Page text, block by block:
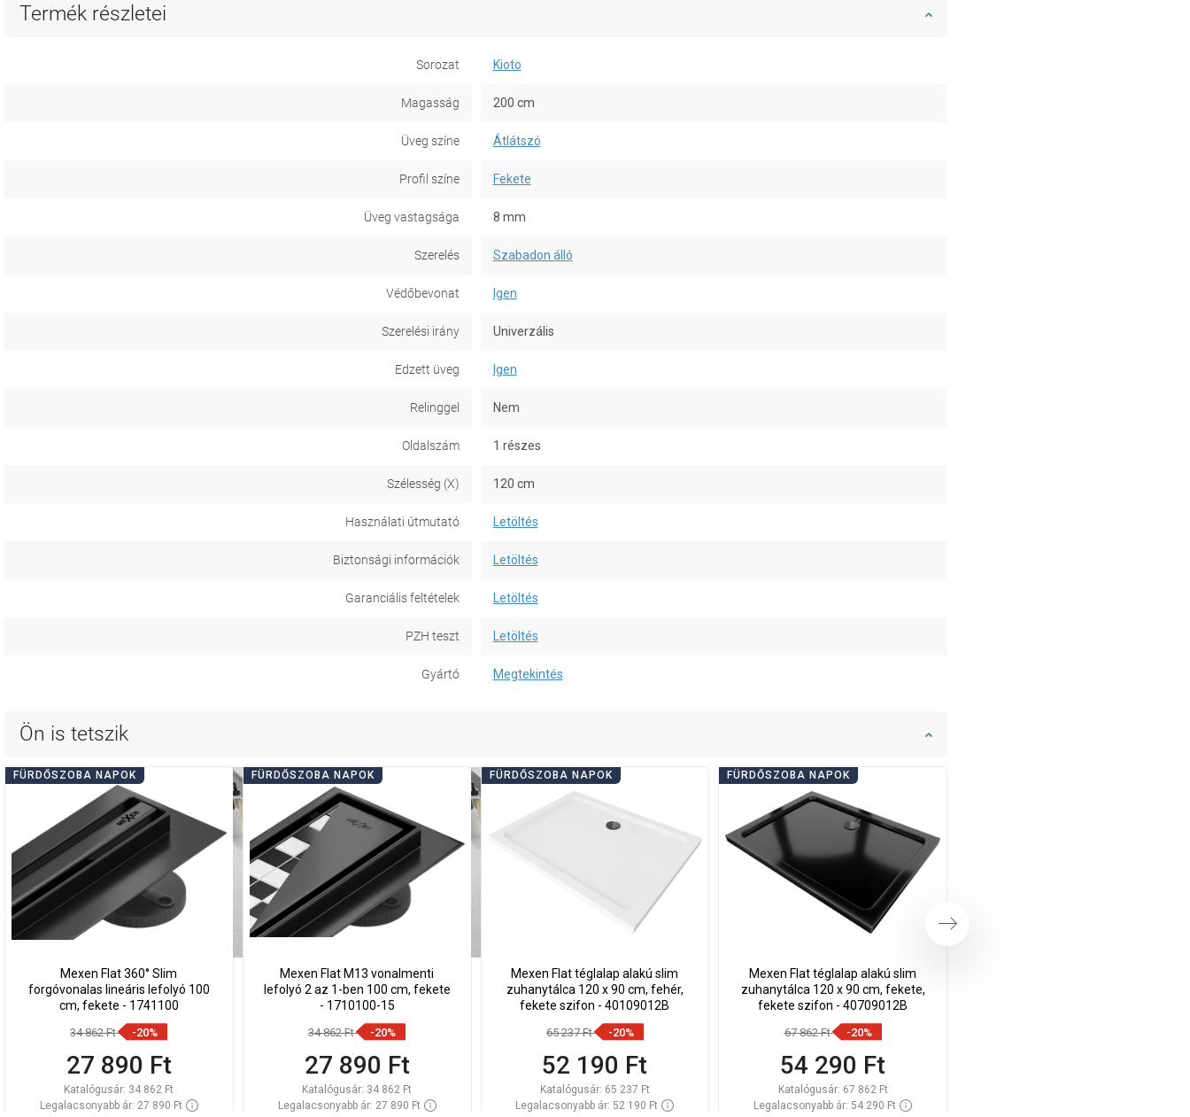
Termék részletei
Sorozat Kioto
Magasság 200 cm
Üveg színe Átlátszó
Profil színe Fekete
Üveg vastagsága 8 mm
Szerelés Szabadon álló
Védőbevonat Igen
Szerelési irány Univerzális
Edzett üveg Igen
Relinggel Nem
Oldalszám 1 részes
Szélesség (X) 120 cm
Használati útmutató Letöltés
Biztonsági információk Letöltés
Garanciális feltételek Letöltés
PZH teszt Letöltés
Gyártó Megtekintés
Ön is tetszik
FÜRDŐSZOBA NAPOK
Mexen Flat 360° Slim
forgóvonalas lineáris lefolyó 100
cm, fekete - 1741100
34 862 Ft -20%
27 890 Ft
Katalógusár: 34 862 Ft
Legalacsonyabb ár: 27 890 Ft
FÜRDŐSZOBA NAPOK
Mexen Flat M13 vonalmenti
lefolyó 2 az 1-ben 100 cm, fekete
- 1710100-15
34 862 Ft -20%
27 890 Ft
Katalógusár: 34 862 Ft
Legalacsonyabb ár: 27 890 Ft
FÜRDŐSZOBA NAPOK
Mexen Flat téglalap alakú slim
zuhanytálca 120 x 90 cm, fehér,
fekete szifon - 40109012B
65 237 Ft -20%
52 190 Ft
Katalógusár: 65 237 Ft
Legalacsonyabb ár: 52 190 Ft
FÜRDŐSZOBA NAPOK
Mexen Flat téglalap alakú slim
zuhanytálca 120 x 90 cm, fekete,
fekete szifon - 40709012B
67 862 Ft -20%
54 290 Ft
Katalógusár: 67 862 Ft
Legalacsonyabb ár: 54 290 Ft
Következő